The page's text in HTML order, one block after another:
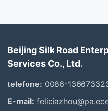
Beijing Silk Road
Services Co., Ltd.
telefone: 0086-
E-mail: